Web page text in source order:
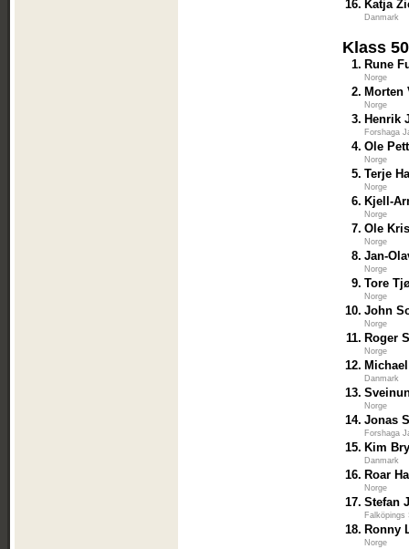
16. Katja
Danmark
Klass
1. Rune
Norge
2. Morten
Norge
3. Henrik
Forshaga
4. Ole
Norge
5. Terje
Norge
6. Kjell-
Norge
7. Ole
Norge
8. Jan-
Norge
9. Tore
Norge
10. John
Norge
11. Roger
Norge
12.
Danmark
13.
Norge
14. Jonas
Forshaga
15. Kim
Danmark
16. Roar
Norge
17. Stefan
Falköpings
18. Ronny
Norge